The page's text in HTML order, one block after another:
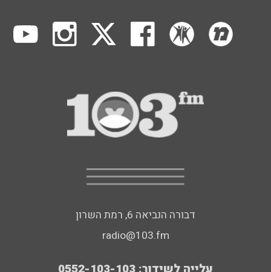
דבורה הנביאה 6, רמת השרון
radio@103.fm